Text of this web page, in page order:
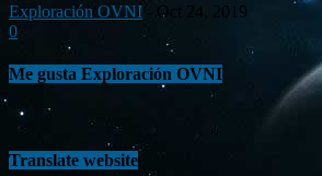
Exploración OVNI -
Oct 24, 2019
0
Me gusta Exploración OVNI
Translate website